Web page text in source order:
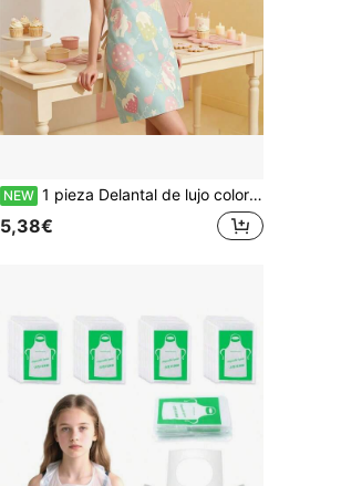
NEW 1 pieza Delantal de lujo color macaron fresco, adecuado para hornear en casa, cocinar comidas ligeras, hacer postres para la hora del té, aromaterapia hecha a mano DIY, arreglos florales, tareas domésticas ligeras diarias y otros escenarios diversos, un artículo práctico para mejorar el ritual de la vida en el hogar, con capas ricas sin estar desordenado, ya sea para damas delicadas que aman hornear y los postres o para hombres jóvenes que viven solos y gestionan sus vidas
5,38€